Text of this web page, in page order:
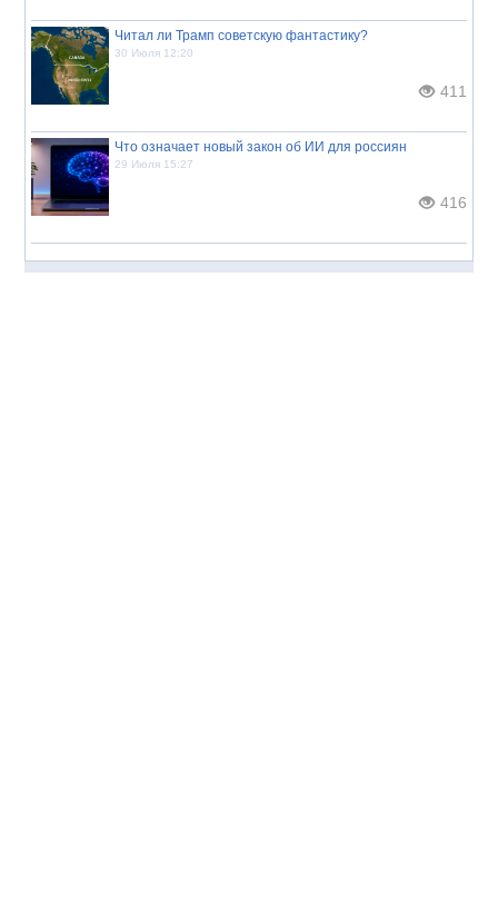
Читал ли Трамп советскую фантастику?
30 Июля 12:20
411
Что означает новый закон об ИИ для россиян
29 Июля 15:27
416